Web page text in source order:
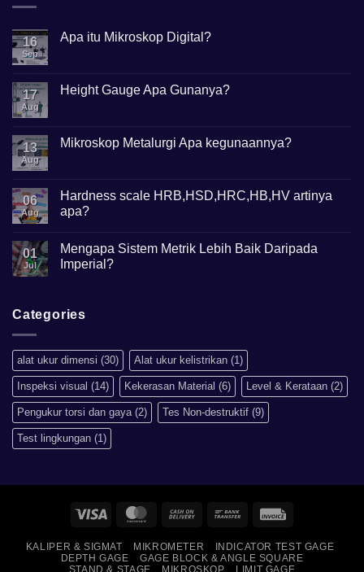
16
Sep
Apa itu Mikroskop Digital?
Apa
itu
17
Aug
Height Gauge Apa Gunanya?
Height
Gauge
13
Aug
Mikroskop Metalurgi Apa kegunaannya?
Mikroskop
Metalurgi
Apa
06
Aug
Hardness scale HRB,HSD,HRC,HB,HV artinya
apa?
on
Hardness
scale
01
Jul
Mengapa Sistem Metrik Lebih Baik Daripada
Imperial?
Mengapa
Baik
Daripada
Imperial?
Categories
alat ukur dimensi (30) Alat ukur kelistrikan (1)
Inspeksi visual (14) Kekerasan Material (6) Level & Kerataan (2)
Pengukur torsi dan gaya(2) Tes Non-destruktif (9)
Test lingkungan (1)
Visa MasterCardCash
Delivery
Bank
KALIPER & SIGMAT MIKROMETER
INDICATOR TEST GAGE
DEPTH GAGE
GAGE BLOCK & ANGLE SQUARE
STAND & STAGE
MIKROSKOP LIMIT GAGE